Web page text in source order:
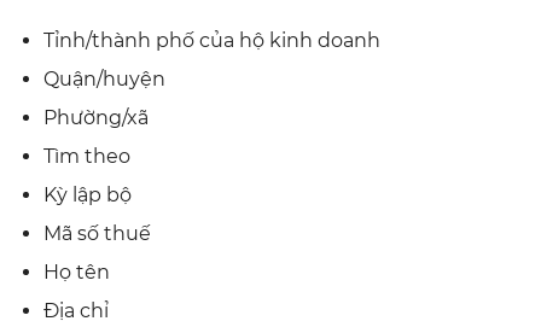
Tỉnh/thành phố của hộ kinh doanh
Quận/huyện
Phường/xã
Tìm theo
Kỳ lập bộ
Mã số thuế
Họ tên
Địa chỉ